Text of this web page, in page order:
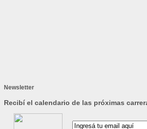
Newsletter
Recibí el calendario de las próximas